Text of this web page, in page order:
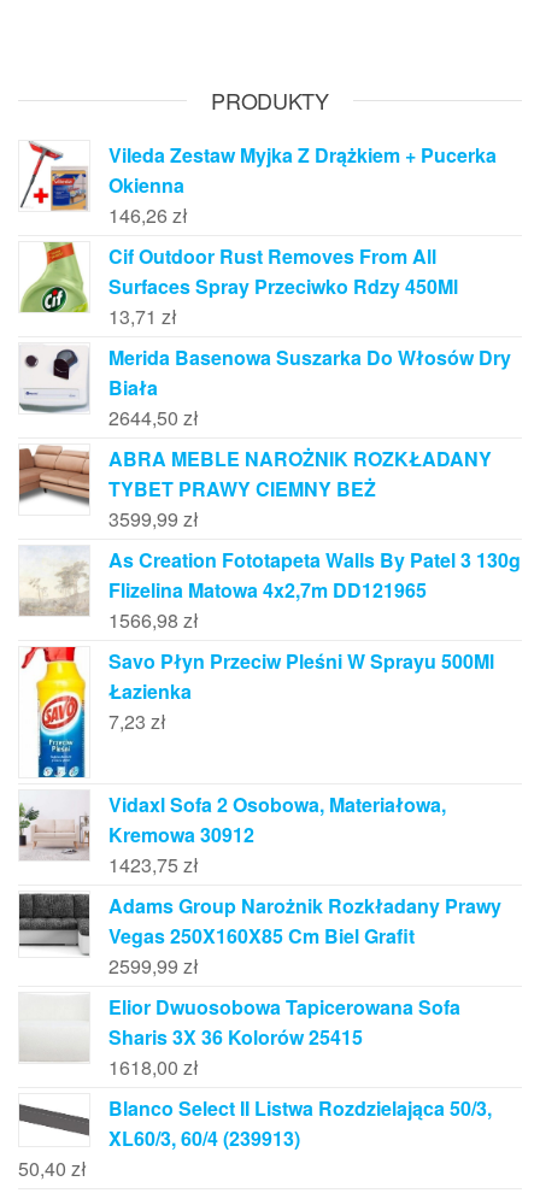
PRODUKTY
Vileda Zestaw Myjka Z Drążkiem + Pucerka
Okienna
146,26 zł
Cif Outdoor Rust Removes From All
Surfaces Spray Przeciwko Rdzy 450Ml
13,71 zł
Merida Basenowa Suszarka Do Włosów Dry
Biała
2644,50 zł
ABRA MEBLE NAROŻNIK ROZKŁADANY
TYBET PRAWY CIEMNY BEŻ
3599,99 zł
As Creation Fototapeta Walls By Patel 3 130g
Flizelina Matowa 4x2,7m DD121965
1566,98 zł
Savo Płyn Przeciw Pleśni W Sprayu 500Ml
Łazienka
7,23 zł
Vidaxl Sofa 2 Osobowa, Materiałowa,
Kremowa 30912
1423,75 zł
Adams Group Narożnik Rozkładany Prawy
Vegas 250X160X85 Cm Biel Grafit
2599,99 zł
Elior Dwuosobowa Tapicerowana Sofa
Sharis 3X 36 Kolorów 25415
1618,00 zł
Blanco Select II Listwa Rozdzielająca 50/3,
XL60/3, 60/4 (239913)
50,40 zł